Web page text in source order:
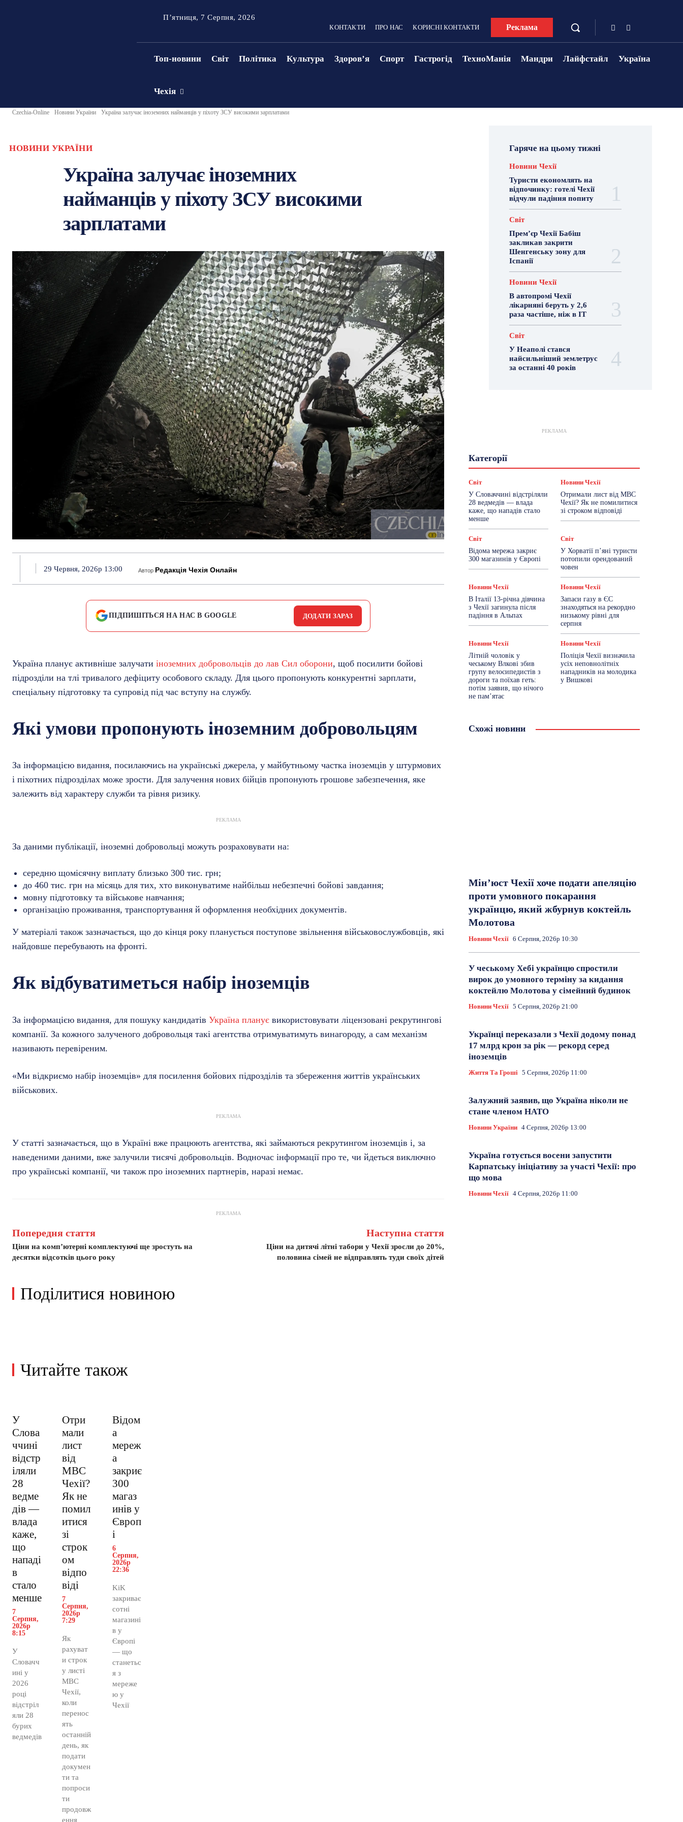
П’ятниця, 7 Серпня, 2026
КОНТАКТИ ПРО НАС КОРИСНІ КОНТАКТИ Реклама
Топ-новини Світ Політика Культура Здоровʼя Спорт Гастрогід ТехноМанія Мандри Лайфстайл Україна
Чехія
Czechia-Online Новини України Україна залучає іноземних найманців у піхоту ЗСУ високими зарплатами
НОВИНИ УКРАЇНИ
Україна залучає іноземних
найманців у піхоту ЗСУ високими
зарплатами
29 Червня, 2026р 13:00 Автор Редакція Чехія Онлайн
ПІДПИШІТЬСЯ НА НАС В GOOGLE ДОДАТИ ЗАРАЗ
Україна планує активніше залучати іноземних добровольців до лав Сил оборони, щоб посилити бойові
підрозділи на тлі тривалого дефіциту особового складу. Для цього пропонують конкурентні зарплати,
спеціальну підготовку та супровід під час вступу на службу.
Які умови пропонують іноземним добровольцям
За інформацією видання, посилаючись на українські джерела, у майбутньому частка іноземців у штурмових
і піхотних підрозділах може зрости. Для залучення нових бійців пропонують грошове забезпечення, яке
залежить від характеру служби та рівня ризику.
РЕКЛАМА
За даними публікації, іноземні добровольці можуть розраховувати на:
середню щомісячну виплату близько 300 тис. грн;
до 460 тис. грн на місяць для тих, хто виконуватиме найбільш небезпечні бойові завдання;
мовну підготовку та військове навчання;
організацію проживання, транспортування й оформлення необхідних документів.
У матеріалі також зазначається, що до кінця року планується поступове звільнення військовослужбовців, які
найдовше перебувають на фронті.
Як відбуватиметься набір іноземців
За інформацією видання, для пошуку кандидатів Україна планує використовувати ліцензовані рекрутингові
компанії. За кожного залученого добровольця такі агентства отримуватимуть винагороду, а сам механізм
називають перевіреним.
«Ми відкриємо набір іноземців» для посилення бойових підрозділів та збереження життів українських
військових.
РЕКЛАМА
У статті зазначається, що в Україні вже працюють агентства, які займаються рекрутингом іноземців і, за
наведеними даними, вже залучили тисячі добровольців. Водночас інформації про те, чи йдеться виключно
про українські компанії, чи також про іноземних партнерів, наразі немає.
РЕКЛАМА
Попередня стаття
Ціни на комп’ютерні комплектуючі ще зростуть на
десятки відсотків цього року
Наступна стаття
Ціни на дитячі літні табори у Чехії зросли до 20%,
половина сімей не відправлять туди своїх дітей
Поділитися новиною
Читайте також
У
Слова
ччині
відстр
іляли
28
ведме
дів —
влада
каже,
що
нападі
в
стало
менше
7
Серпня,
2026р
8:15
У
Словачч
ині у
2026
році
відстріл
яли 28
бурих
ведмедів
Отри
мали
лист
від
МВС
Чехії?
Як не
помил
итися
зі
строк
ом
відпо
віді
7
Серпня,
2026р
7:29
Як
рахуват
и строк
у листі
МВС
Чехії,
коли
перенос
ять
останній
день, як
подати
докумен
ти та
попроси
ти
продовж
ення
Відом
а
мереж
а
закриє
300
магаз
инів у
Європ
і
6
Серпня,
2026р
22:36
KiK
закриває
сотні
магазині
в у
Європі
— що
станетьс
я з
мереже
ю у
Чехії
Гаряче на цьому тижні
Новини Чехії
Туристи економлять на
відпочинку: готелі Чехії
відчули падіння попиту
Світ
Прем’єр Чехії Бабіш
закликав закрити
Шенгенську зону для
Іспанії
Новини Чехії
В автопромі Чехії
лікарняні беруть у 2,6
раза частіше, ніж в ІТ
Світ
У Неаполі стався
найсильніший землетрус
за останні 40 років
РЕКЛАМА
КатегоріїГастрогід
Знай Чехію
Новини Чехії
Політика
Поради Робота
Сад та город
Світ
Спорт ТехноМанія
Топ-новини
Фоторепортаж
Світ
У Словаччині відстріляли
28 ведмедів — влада
каже, що нападів стало
менше
Новини Чехії
Отримали лист від МВС
Чехії? Як не помилитися
зі строком відповіді
Світ
Відома мережа закриє
300 магазинів у Європі
Світ
У Хорватії пʼяні туристи
потопили орендований
човен
Новини Чехії
В Італії 13-річна дівчина
з Чехії загинула після
падіння в Альпах
Новини Чехії
Запаси газу в ЄС
знаходяться на рекордно
низькому рівні для
серпня
Новини Чехії
Літній чоловік у
чеському Влкові збив
групу велосипедистів з
дороги та поїхав геть:
потім заявив, що нічого
не пам’ятає
Новини Чехії
Поліція Чехії визначила
усіх неповнолітніх
нападників на молодика
у Вишкові
Схожі новини
Мін’юст Чехії хоче подати апеляцію
проти умовного покарання
українцю, який жбурнув коктейль
Молотова
Новини Чехії 6 Серпня, 2026р 10:30
У чеському Хебі українцю спростили
вирок до умовного терміну за кидання
коктейлю Молотова у сімейний будинок
Новини Чехії 5 Серпня, 2026р 21:00
Українці переказали з Чехії додому понад
17 млрд крон за рік — рекорд серед
іноземців
Життя Та Гроші 5 Серпня, 2026р 11:00
Залужний заявив, що Україна ніколи не
стане членом НАТО
Новини України 4 Серпня, 2026р 13:00
Україна готується восени запустити
Карпатську ініціативу за участі Чехії: про
що мова
Новини Чехії 4 Серпня, 2026р 11:00